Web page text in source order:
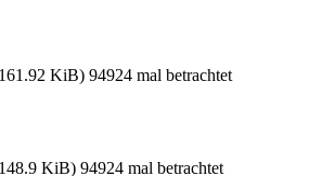
KiB) 94924 mal betrachtet
KiB) 94924 mal betrachtet